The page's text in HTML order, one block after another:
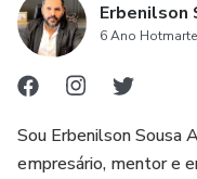
Erbenilson
6 Ano
Sou Erbenilson Sousa
empresário, mentor e